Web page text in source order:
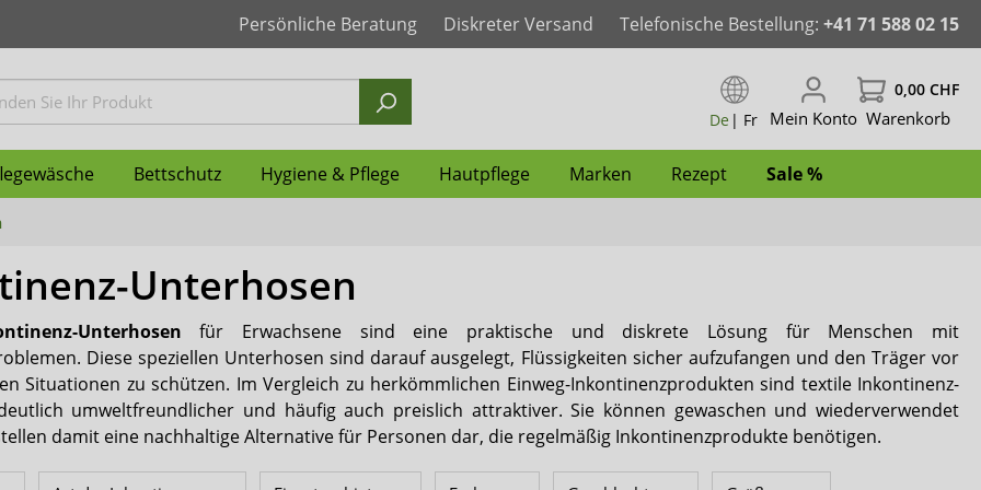
Persönliche Beratung Diskreter Versand Telefonische Bestellung: +41 71 588 02 15
De | Fr Mein Konto
0,00 CHF
Warenkorb
Bettschutz Hygiene & Pflege Hautpflege Marken Rezept Sale %
Inkontinenz Windeln
Unterhosen Vlieswindeln Windeln mit Folie
XXL Produkte Fixierhosen & Netzhosen
Bademode
Frauen Windelhosen für Frauen
Vorlagen Schutzhosen PVC & PU Inkontinenz-Bademode für Frauen
Männer Windelhosen für Männer
PVC & PU Männer Fixierhosen & Netzhosen für Männer Inkontinenz-Bademode für Männer
Zubehör Penisklemmen
grosse Kinder Inkontinenzhosen für Kinder
Pflegehemden
Ess Schürzen & Lätzchen Hüftprotektoren
Einweg Inkontinenzunterlagen waschbar
Geruchsneutralisierer
Taschen WCs Anti-Dekubitus
Feuchtpflegetücher
Shampoo Reinigungsschaum
Seni
Attends iD
Ontex Dailee
Medintim Janibell
Unterhosen
Unterhosen für Erwachsene sind eine praktische und diskrete Lösung für Menschen mit
Diese speziellen Unterhosen sind darauf ausgelegt, Flüssigkeiten sicher aufzufangen und den Träger vor
Situationen zu schützen. Im Vergleich zu herkömmlichen Einweg-Inkontinenzprodukten sind textile Inkontinenz-
umweltfreundlicher und häufig auch preislich attraktiver. Sie können gewaschen und wiederverwendet
damit eine nachhaltige Alternative für Personen dar, die regelmäßig Inkontinenzprodukte benötigen.